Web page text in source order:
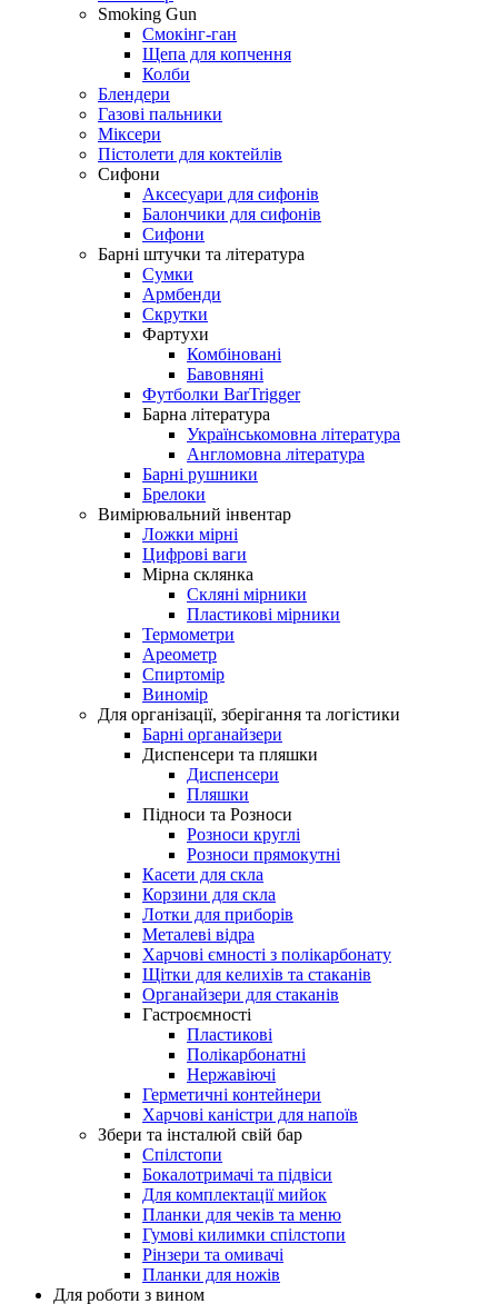
Smoking Gun
Смокінг-ган
Щепа для копчення
Колби
Блендери
Газові пальники
Міксери
Пістолети для коктейлів
Сифони
Аксесуари для сифонів
Балончики для сифонів
Сифони
Барні штучки та література
Сумки
Армбенди
Скрутки
Фартухи
Комбіновані
Бавовняні
Футболки BarTrigger
Барна література
Українськомовна література
Англомовна література
Барні рушники
Брелоки
Вимірювальний інвентар
Ложки мірні
Цифрові ваги
Мірна склянка
Скляні мірники
Пластикові мірники
Термометри
Ареометр
Спиртомір
Виномір
Для організації, зберігання та логістики
Барні органайзери
Диспенсери та пляшки
Диспенсери
Пляшки
Підноси та Розноси
Розноси круглі
Розноси прямокутні
Касети для скла
Корзини для скла
Лотки для приборів
Металеві відра
Харчові ємності з полікарбонату
Щітки для келихів та стаканів
Органайзери для стаканів
Гастроємності
Пластикові
Полікарбонатні
Нержавіючі
Герметичні контейнери
Харчові каністри для напоїв
Збери та інсталюй свій бар
Спілстопи
Бокалотримачі та підвіси
Для комплектації мийок
Планки для чеків та меню
Гумові килимки спілстопи
Рінзери та омивачі
Планки для ножів
Для роботи з вином